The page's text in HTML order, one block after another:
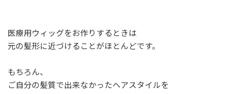
医療用ウィッグをお作りするときは
元の髪形に近づけることがほとんどです。
もちろん、
ご自分の髪質で出来なかったヘアスタイルを